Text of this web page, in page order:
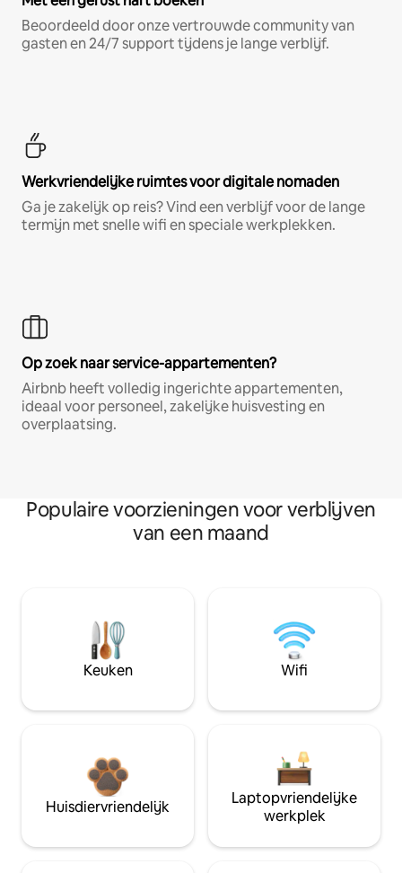
Beoordeeld door onze vertrouwde community van
gasten en 24/7 support tijdens je lange verblijf.
Werkvriendelijke ruimtes voor digitale nomaden
Ga je zakelijk op reis? Vind een verblijf voor de lange
termijn met snelle wifi en speciale werkplekken.
Op zoek naar service-appartementen?
Airbnb heeft volledig ingerichte appartementen,
ideaal voor personeel, zakelijke huisvesting en
overplaatsing.
Populaire voorzieningen voor verblijven
van een maand
Keuken Wifi
Huisdiervriendelijk
Laptopvriendelijke
werkplek